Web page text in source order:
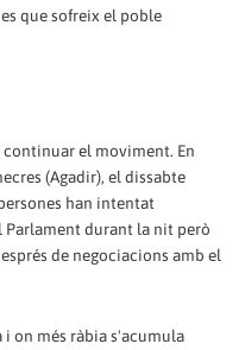
que sofreix el poble
continuar el moviment. En
(Agadir), el dissabte
han intentat
durant la nit però
de negociacions amb el
on més ràbia s'acumula